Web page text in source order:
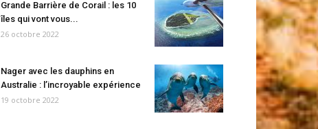
Grande Barrière de Corail : les 10
îles qui vont vous...
26 octobre 2022
Nager avec les dauphins en
Australie : l’incroyable expérience
19 octobre 2022